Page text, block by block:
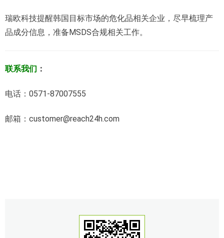
瑞欧科技提醒韩国目标市场的危化品相关企业，尽早梳理产
品成分信息，准备MSDS合规相关工作。
联系我们 ：
电话：0571-87007555
邮箱：customer@reach24h.com